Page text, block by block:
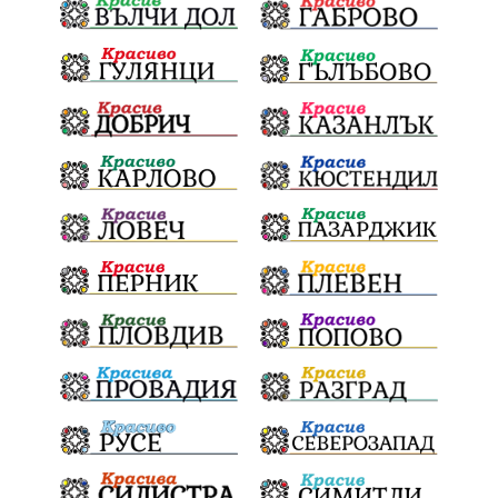
ТърновскаКонституция Суверенитет
НародноСъбрание 52НС
ШуменскаКрепост Наследство КАТ Глоби
ПраватаНаШофьора ЧеститПразник НСО
ОХРАНА БОРИСОВ§ПЕЕВСКИ Рокади
ОбластенУправител МВР